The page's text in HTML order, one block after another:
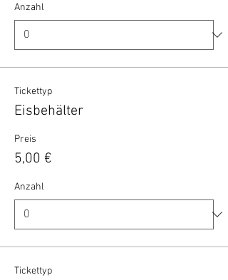
Anzahl
Tickettyp
Eisbehälter
Preis
5,00 €
Anzahl
Tickettyp